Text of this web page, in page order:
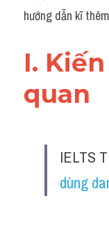
Grammar
Collocation
Đề thi thật
hướng dẫn kĩ
I.
quan
IELTS
dùng